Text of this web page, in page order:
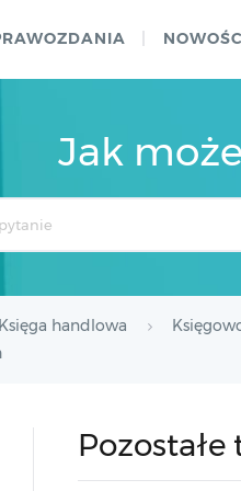
Jak
Księga handlowa